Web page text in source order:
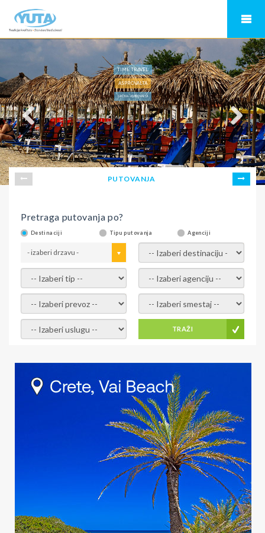
TIME TRAVEL
ASPROVALTA
GRČKA - ASPROVALTA
PUTOVANJA
Pretraga putovanja po?
Destinaciji Tipu putovanja Agenciji
- izaberi drzavu - - izaberi destinaciju -
- izaberi tip - - izaberi agenciju -
- izaberi prevoz - - Izaberite smestaj -
- Izaberite uslugu - TRAŽI